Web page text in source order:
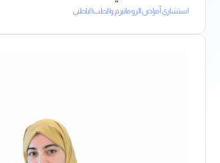
استشاري أمراض الروماتيزم والطب الباطني